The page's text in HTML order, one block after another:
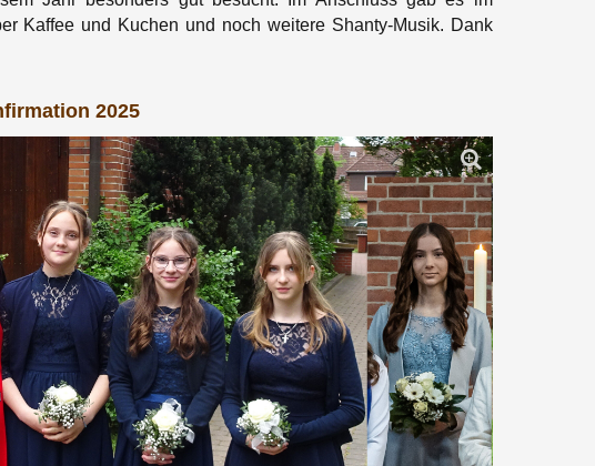
Kaffee und Kuchen und noch weitere Shanty-Musik. Dank
2025